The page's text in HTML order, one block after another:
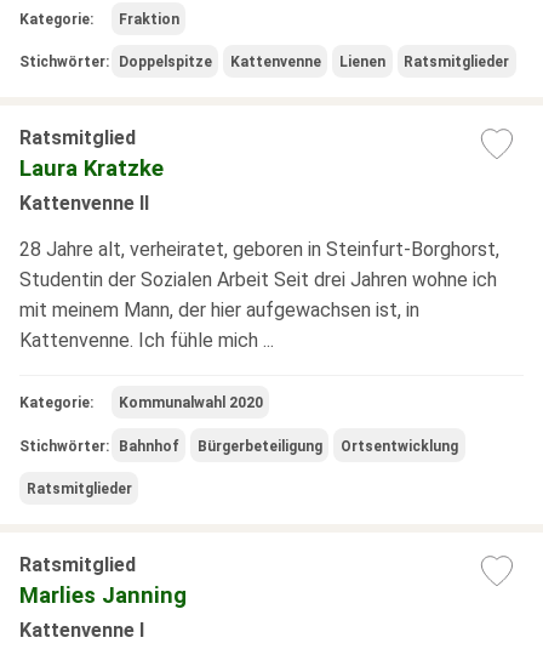
Kategorie: Fraktion
Stichwörter: Doppelspitze Kattenvenne Lienen Ratsmitglieder
Ratsmitglied
Laura Kratzke
Kattenvenne II
28 Jahre alt, verheiratet, geboren in Steinfurt-Borghorst,
Studentin der Sozialen Arbeit Seit drei Jahren wohne ich
mit meinem Mann, der hier aufgewachsen ist, in
Kattenvenne. Ich fühle mich ...
Kategorie: Kommunalwahl 2020
Stichwörter: Bahnhof Bürgerbeteiligung Ortsentwicklung
Ratsmitglieder
Ratsmitglied
Marlies Janning
Kattenvenne I